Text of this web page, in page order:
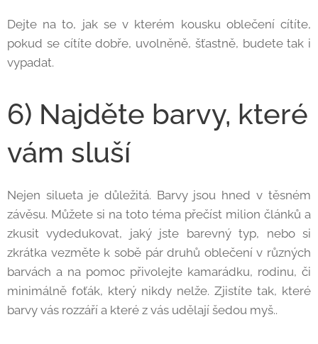
Dejte na to, jak se v kterém kousku oblečení cítíte,
pokud se cítíte dobře, uvolněně, šťastně, budete tak i
vypadat.
6) Najděte barvy, které
vám sluší
Nejen silueta je důležitá. Barvy jsou hned v těsném
závěsu. Můžete si na toto téma přečíst milion článků a
zkusit vydedukovat, jaký jste barevný typ, nebo si
zkrátka vezměte k sobě pár druhů oblečení v různých
barvách a na pomoc přivolejte kamarádku, rodinu, či
minimálně foťák, který nikdy nelže. Zjistíte tak, které
barvy vás rozzáří a které z vás udělají šedou myš..